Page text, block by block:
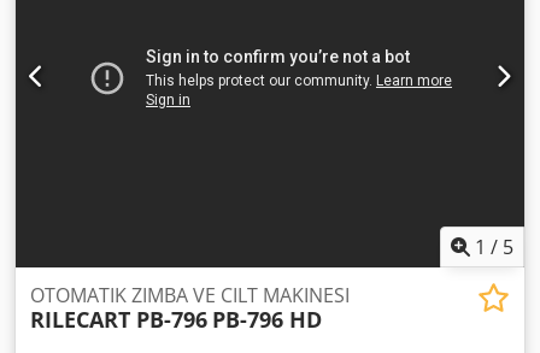
1 / 5
OTOMATIK ZIMBA VE CILT MAKINESI
RILECART PB-796 PB-796 HD